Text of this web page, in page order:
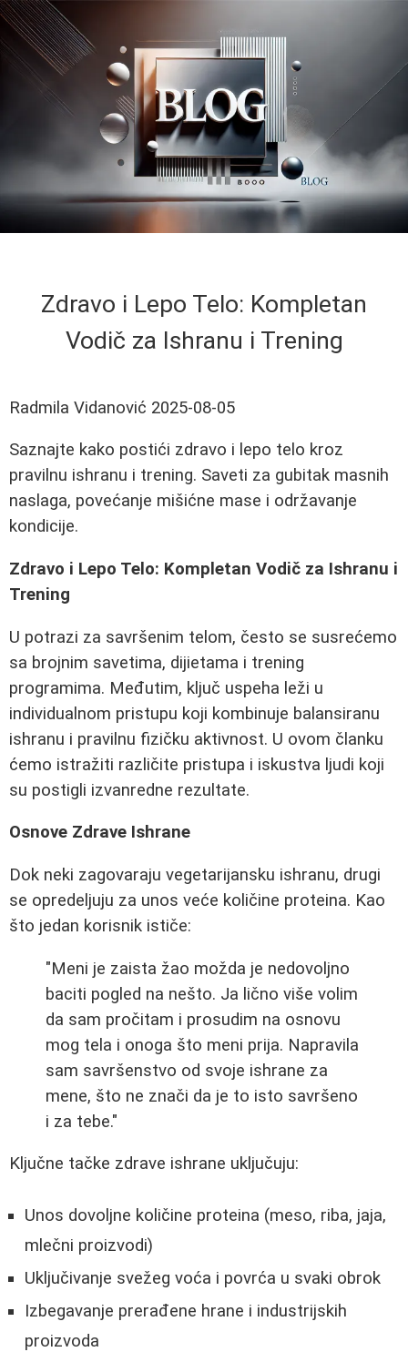
Zdravo i Lepo Telo: Kompletan
Vodič za Ishranu i Trening
Radmila Vidanović 2025-08-05
Saznajte kako postići zdravo i lepo telo kroz
pravilnu ishranu i trening. Saveti za gubitak masnih
naslaga, povećanje mišićne mase i održavanje
kondicije.
Zdravo i Lepo Telo: Kompletan Vodič za Ishranu i
Trening
U potrazi za savršenim telom, često se susrećemo
sa brojnim savetima, dijietama i trening
programima. Međutim, ključ uspeha leži u
individualnom pristupu koji kombinuje balansiranu
ishranu i pravilnu fizičku aktivnost. U ovom članku
ćemo istražiti različite pristupa i iskustva ljudi koji
su postigli izvanredne rezultate.
Osnove Zdrave Ishrane
Dok neki zagovaraju vegetarijansku ishranu, drugi
se opredeljuju za unos veće količine proteina. Kao
što jedan korisnik ističe:
"Meni je zaista žao možda je nedovoljno
baciti pogled na nešto. Ja lično više volim
da sam pročitam i prosudim na osnovu
mog tela i onoga što meni prija. Napravila
sam savršenstvo od svoje ishrane za
mene, što ne znači da je to isto savršeno
i za tebe."
Ključne tačke zdrave ishrane uključuju:
Unos dovoljne količine proteina (meso, riba, jaja,
mlečni proizvodi)
Uključivanje svežeg voća i povrća u svaki obrok
Izbegavanje prerađene hrane i industrijskih
proizvoda